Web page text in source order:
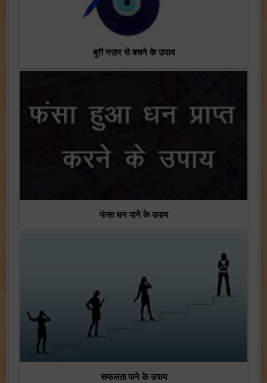
बुरी नज़र से बचने के उपाय
फंसा धन पाने के उपाय
सफलता पाने के उपाय